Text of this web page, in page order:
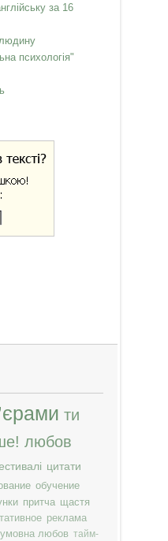
за 16
психологія"
ти
любов
цитати
обучение
притча щастя
реклама
любов тайм-